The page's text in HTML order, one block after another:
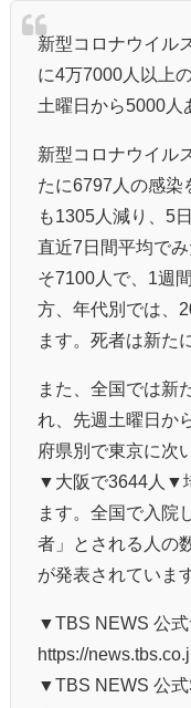
新型コロナウイル
に4万7000人以上
土曜日から5000人
新型コロナウイル
たに6797人の感染
も1305人減り、5
直近7日間平均で
そ7100人で、1週
方、年代別では、
ます。死者は新た
また、全国では新
れ、先週土曜日か
府県別で東京に次
▼大阪で3644人▼
ます。全国で入院
者」とされる人の
が発表されていま
▼TBS NEWS 公式
https://
▼TBS NEWS